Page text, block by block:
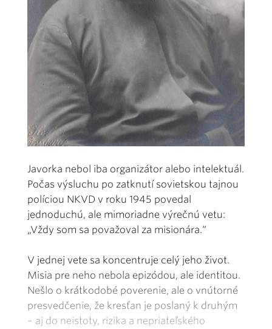
Javorka nebol iba organizátor alebo intelektuál.
Počas výsluchu po zatknutí sovietskou tajnou
políciou NKVD v roku 1945 povedal
jednoduchú, ale mimoriadne výrečnú vetu:
„Vždy som sa považoval za misionára.“
V jednej vete sa koncentruje celý jeho život.
Misia pre neho nebola epizódou, ale identitou.
Nešlo o krátkodobé poverenie, ale o vnútorné
presvedčenie, že kresťan je poslaný k druhým
– aj do neistoty, rizika a nepriateľského